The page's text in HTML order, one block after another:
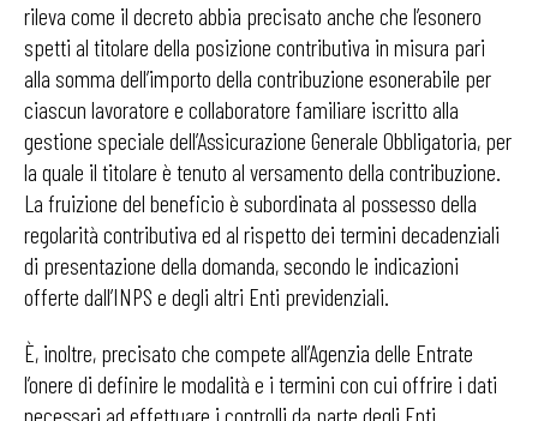
rileva come il decreto abbia precisato anche che l’esonero
spetti al titolare della posizione contributiva in misura pari
alla somma dell’importo della contribuzione esonerabile per
ciascun lavoratore e collaboratore familiare iscritto alla
gestione speciale dell’Assicurazione Generale Obbligatoria, per
la quale il titolare è tenuto al versamento della contribuzione.
La fruizione del beneficio è subordinata al possesso della
regolarità contributiva ed al rispetto dei termini decadenziali
di presentazione della domanda, secondo le indicazioni
offerte dall’INPS e degli altri Enti previdenziali.
È, inoltre, precisato che compete all’Agenzia delle Entrate
l’onere di definire le modalità e i termini con cui offrire i dati
necessari ad effettuare i controlli da parte degli Enti